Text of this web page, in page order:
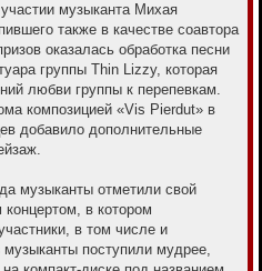
музыканта Михая
также в качестве соавтора
оказалась обработка песни
группы Thin Lizzy, которая
любви группы к перепевкам.
композицией «Vis Pierdut» в
добавило дополнительные
музыканты отметили свой
в котором
в том числе и
поступили мудрее,